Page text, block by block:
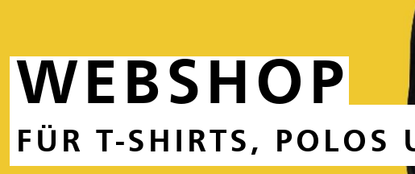
WEBSHOP
FÜR T-SHIRTS, POLOS